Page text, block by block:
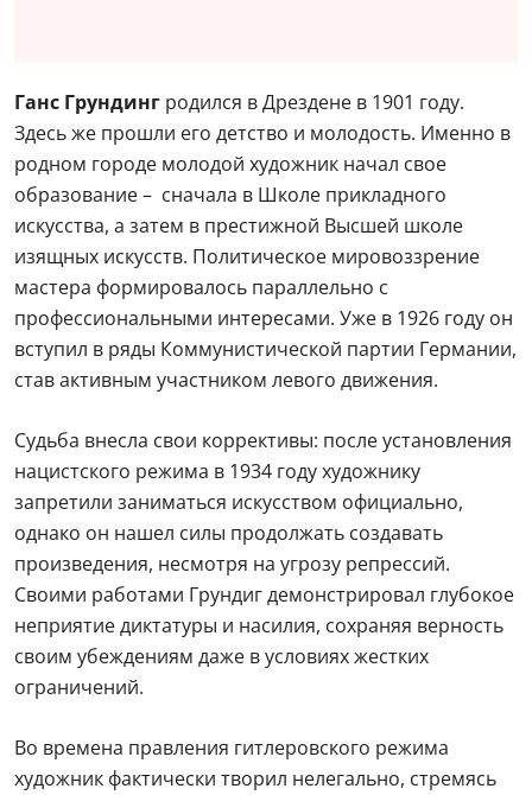
Ганс Грундинг родился в Дрездене в 1901 году.
Здесь же прошли его детство и молодость. Именно в
родном городе молодой художник начал свое
образование – сначала в Школе прикладного
искусства, а затем в престижной Высшей школе
изящных искусств. Политическое мировоззрение
мастера формировалось параллельно с
профессиональными интересами. Уже в 1926 году он
вступил в ряды Коммунистической партии Германии,
став активным участником левого движения.
Судьба внесла свои коррективы: после установления
нацистского режима в 1934 году художнику
запретили заниматься искусством официально,
однако он нашел силы продолжать создавать
произведения, несмотря на угрозу репрессий.
Своими работами Грундиг демонстрировал глубокое
неприятие диктатуры и насилия, сохраняя верность
своим убеждениям даже в условиях жестких
ограничений.
Во времена правления гитлеровского режима
художник фактически творил нелегально, стремясь